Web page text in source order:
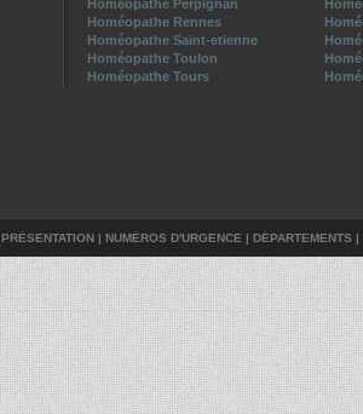
Homéopathe Perpignan
Homéopathe Rennes
Homéopathe Saint-etienne
Homéopathe Toulon
Homéopathe Tours
PRÉSENTATION | NUMÉROS D'URGENCE | DÉPARTEMENTS |